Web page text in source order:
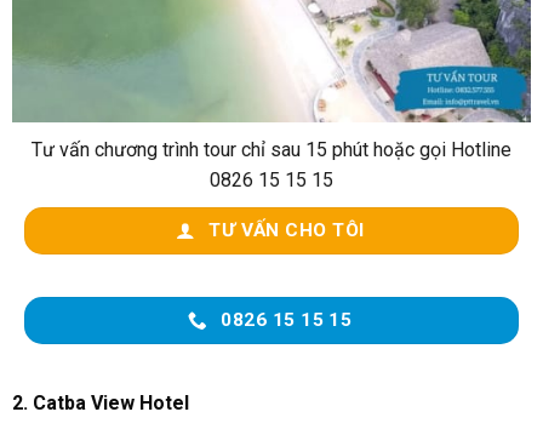
Tư vấn chương trình tour chỉ sau 15 phút hoặc gọi Hotline
0826 15 15 15
TƯ VẤN CHO TÔI
0826 15 15 15
2. Catba View Hotel